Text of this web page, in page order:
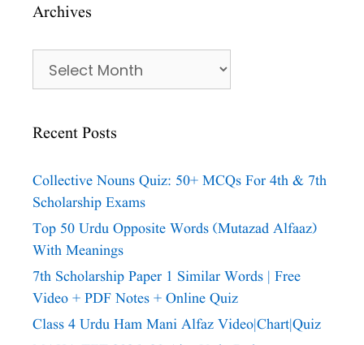
Archives
Recent Posts
Collective Nouns Quiz: 50+ MCQs For 4th & 7th
Scholarship Exams
Top 50 Urdu Opposite Words (Mutazad Alfaaz)
With Meanings
7th Scholarship Paper 1 Similar Words | Free
Video + PDF Notes + Online Quiz
Class 4 Urdu Ham Mani Alfaz Video|chart|quiz